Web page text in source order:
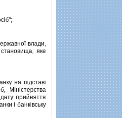
влади,
яке
на пiдставi
Мiнiстерства
прийняття
i банкiвську